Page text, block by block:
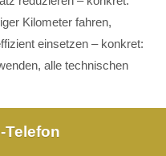
Kilometer fahren,
einsetzen – konkret:
alle technischen
Telefon